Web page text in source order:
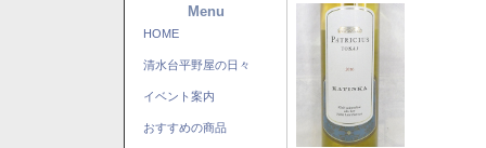
Menu
HOME
清水台平野屋の日々
イベント案内
おすすめの商品